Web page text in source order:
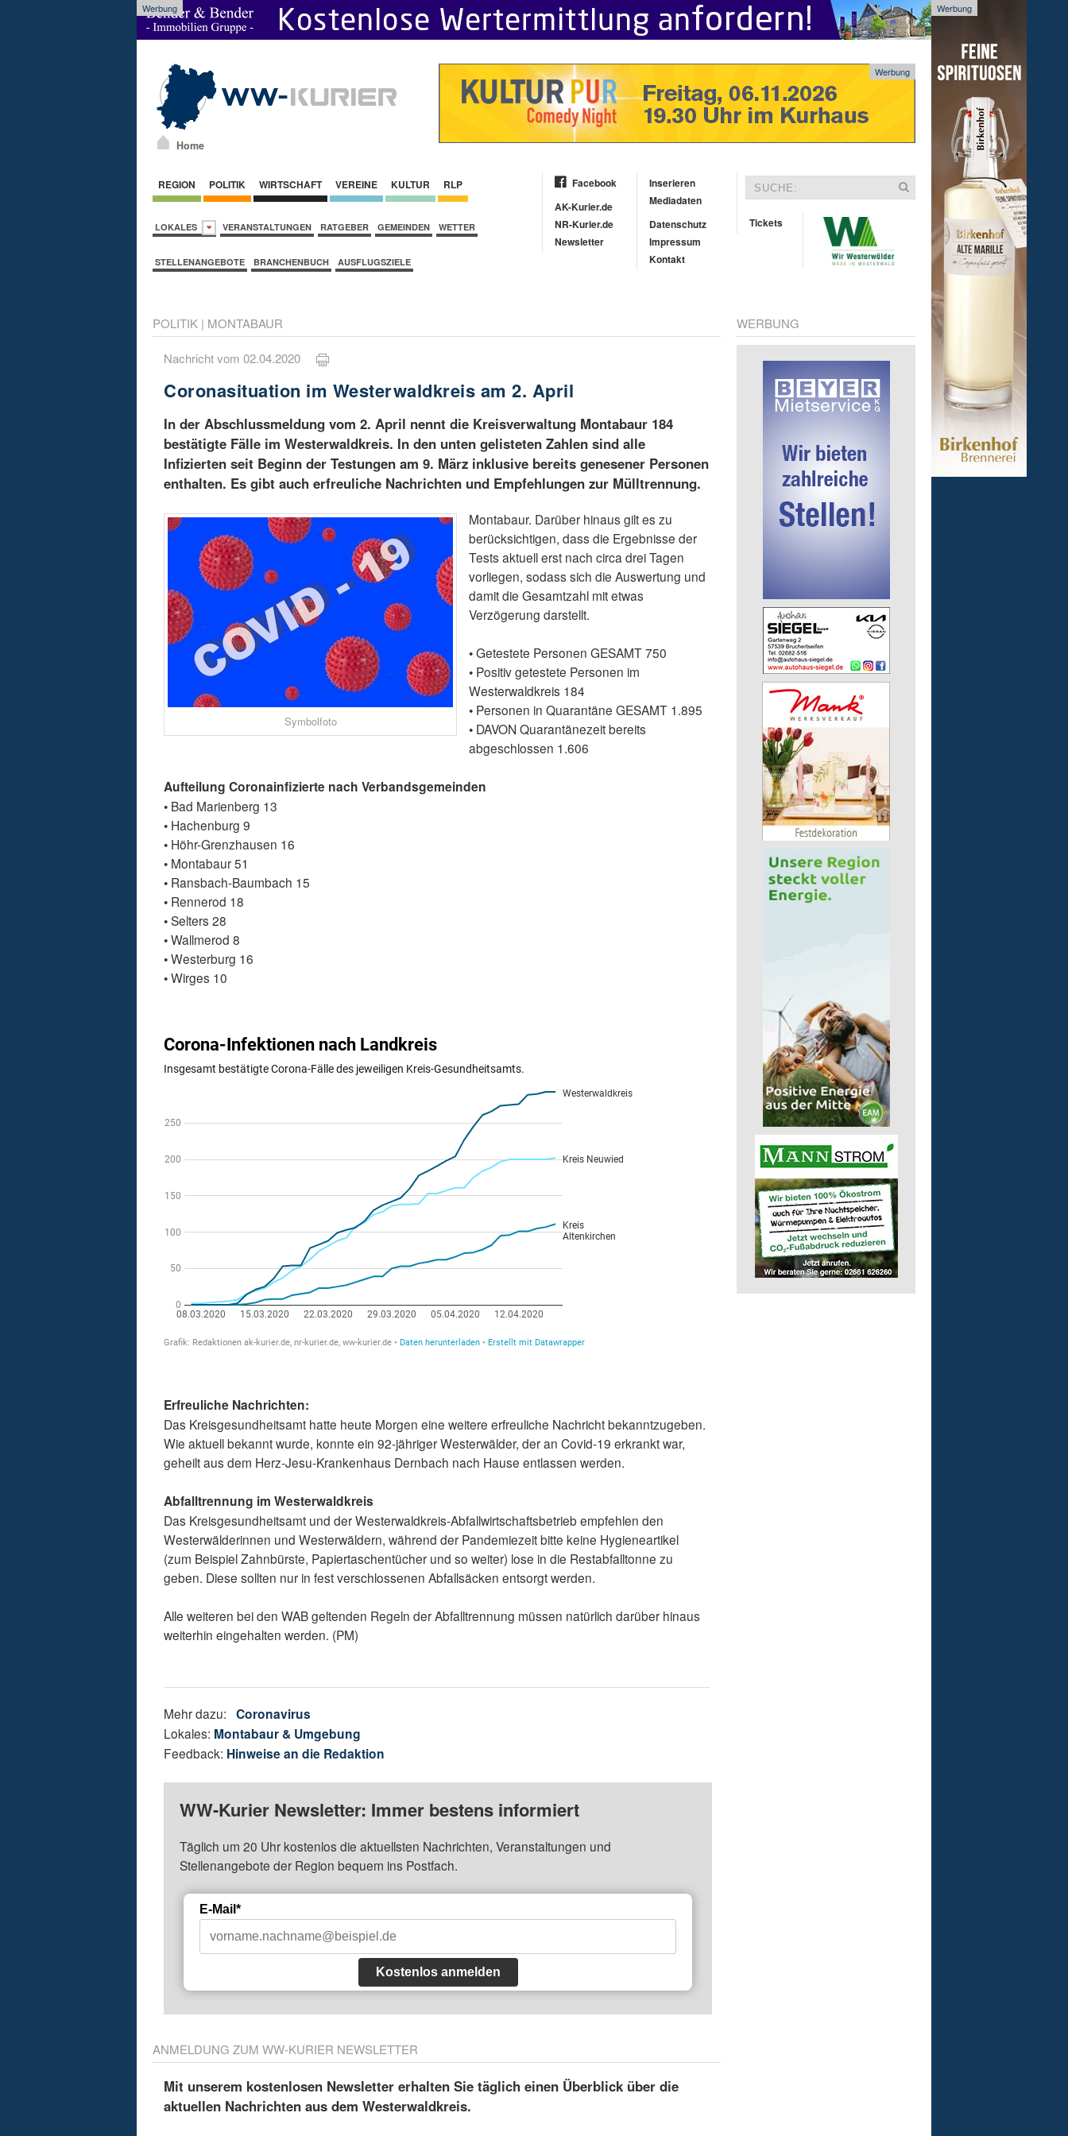
Werbung Werbung
Home
Werbung
REGION POLITIK WIRTSCHAFT VEREINE KULTUR RLP
LOKALES VERANSTALTUNGEN RATGEBER GEMEINDEN WETTER
STELLENANGEBOTE BRANCHENBUCH AUSFLUGSZIELE
Facebook
AK-Kurier.de
NR-Kurier.de
Newsletter
Inserieren
Mediadaten
Datenschutz
Impressum
Kontakt
Tickets
POLITIK | MONTABAUR
Nachricht vom 02.04.2020
Coronasituation im Westerwaldkreis am 2. April
In der Abschlussmeldung vom 2. April nennt die Kreisverwaltung Montabaur 184
bestätigte Fälle im Westerwaldkreis. In den unten gelisteten Zahlen sind alle
Infizierten seit Beginn der Testungen am 9. März inklusive bereits genesener Personen
enthalten. Es gibt auch erfreuliche Nachrichten und Empfehlungen zur Mülltrennung.
Symbolfoto
Montabaur. Darüber hinaus gilt es zu
berücksichtigen, dass die Ergebnisse der
Tests aktuell erst nach circa drei Tagen
vorliegen, sodass sich die Auswertung und
damit die Gesamtzahl mit etwas
Verzögerung darstellt.
• Getestete Personen GESAMT 750
• Positiv getestete Personen im
Westerwaldkreis 184
• Personen in Quarantäne GESAMT 1.895
• DAVON Quarantänezeit bereits
abgeschlossen 1.606
Aufteilung Coronainfizierte nach Verbandsgemeinden
• Bad Marienberg 13
• Hachenburg 9
• Höhr-Grenzhausen 16
• Montabaur 51
• Ransbach-Baumbach 15
• Rennerod 18
• Selters 28
• Wallmerod 8
• Westerburg 16
• Wirges 10
Erfreuliche Nachrichten:
Das Kreisgesundheitsamt hatte heute Morgen eine weitere erfreuliche Nachricht bekanntzugeben.
Wie aktuell bekannt wurde, konnte ein 92-jähriger Westerwälder, der an Covid-19 erkrankt war,
geheilt aus dem Herz-Jesu-Krankenhaus Dernbach nach Hause entlassen werden.
Abfalltrennung im Westerwaldkreis
Das Kreisgesundheitsamt und der Westerwaldkreis-Abfallwirtschaftsbetrieb empfehlen den
Westerwälderinnen und Westerwäldern, während der Pandemiezeit bitte keine Hygieneartikel
(zum Beispiel Zahnbürste, Papiertaschentücher und so weiter) lose in die Restabfalltonne zu
geben. Diese sollten nur in fest verschlossenen Abfallsäcken entsorgt werden.
Alle weiteren bei den WAB geltenden Regeln der Abfalltrennung müssen natürlich darüber hinaus
weiterhin eingehalten werden. (PM)
Mehr dazu:Coronavirus
Lokales: Montabaur & Umgebung
Feedback: Hinweise an die Redaktion
WW-Kurier Newsletter: Immer bestens informiert
Täglich um 20 Uhr kostenlos die aktuellsten Nachrichten, Veranstaltungen und
Stellenangebote der Region bequem ins Postfach.
E-Mail*
Kostenlos anmelden
ANMELDUNG ZUM WW-KURIER NEWSLETTER
Mit unserem kostenlosen Newsletter erhalten Sie täglich einen Überblick über die
aktuellen Nachrichten aus dem Westerwaldkreis.
WERBUNG